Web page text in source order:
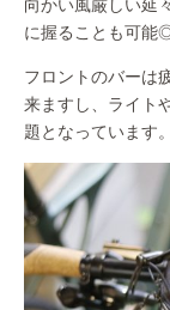
向かい風厳しい延
に握ることも可能
フロントのバーは
来ますし、ライト
題となっています。